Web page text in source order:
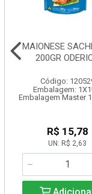
MAIONESE
200GR
Código:
Embalagem:
Embalagem Master
R$ 15,78
UN: R$ 2,63